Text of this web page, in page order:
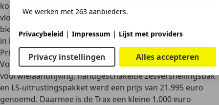
kompasweergave, een lederen stuurwiel en zilverkleurige
vloerbeschermingsbekleding voor en achter. De LT+ versie
biedt bovendien alleen lederen stoelen, al het andere zit al
in het LT pakket.
Prijs
Voor de basisversie met de 1,6-liter benzinemotor,
voorwielaandrijving, handgeschakelde zesversnellingsbak
en LS-uitrustingspakket werd een prijs van 21.995 euro
genoemd. Daarmee is de Trax een kleine 1.000 euro
We werken met 263 aanbieders.
Privacybeleid | Impressum | Lijst met providers
Privacy instellingen Alles accepteren